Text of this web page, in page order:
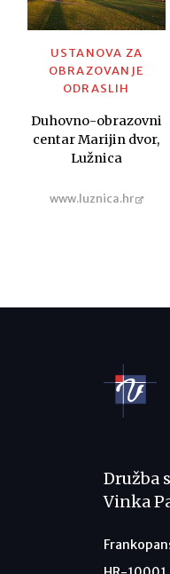
USTANOVA ZA
OBRAZOVANJE
ODRASLIH
Duhovno-obrazovni
centar Marijin dvor,
Lužnica
www.luznica.hr
Družba
Vinka